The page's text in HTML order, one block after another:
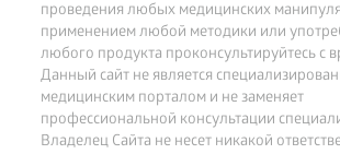
проведения любых медицинских
применением любой методики или
любого продукта проконсультируйтесь с
Данный сайт не является
медицинским порталом и не заменяет
профессиональной консультации
Владелец Сайта не несет никакой